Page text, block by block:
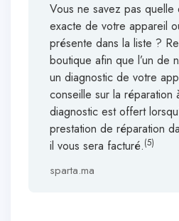
Vous ne savez pas quelle
exacte de votre appareil
présente dans la liste ?
boutique afin que l’un de
un diagnostic de votre
conseille sur la réparation
diagnostic est offert
prestation de réparation
il vous sera facturé.(5)
sparta.ma